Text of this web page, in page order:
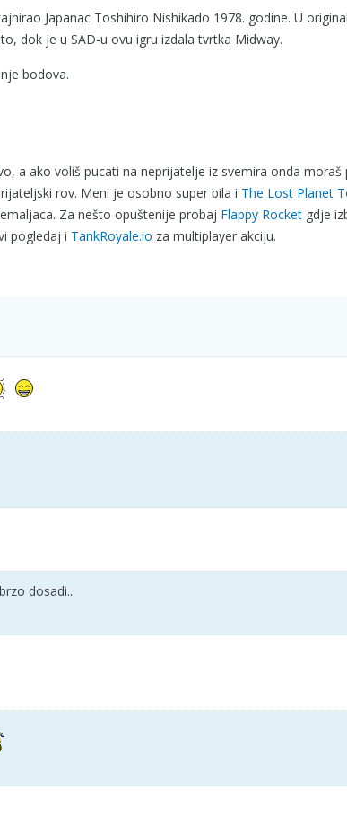
Japanac Toshihiro Nishikado 1978. godine. U
dok je u SAD-u ovu igru izdala tvrtka Midway.
bodova.
a ako voliš pucati na neprijatelje iz svemira onda moraš
rov. Meni je osobno super bila i The Lost Planet
Za nešto opuštenije probaj Flappy Rocket gdje
pogledaj i TankRoyale.io za multiplayer akciju.
dosadi...